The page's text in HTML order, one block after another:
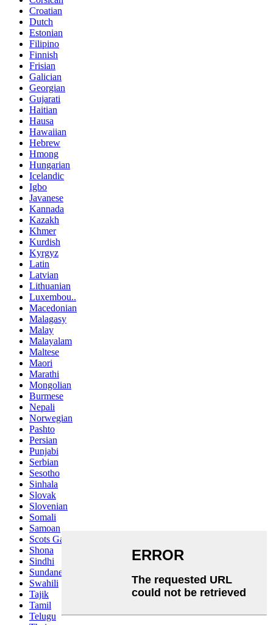
Croatian
Dutch
Estonian
Filipino
Finnish
Frisian
Galician
Georgian
Gujarati
Haitian
Hausa
Hawaiian
Hebrew
Hmong
Hungarian
Icelandic
Igbo
Javanese
Kannada
Kazakh
Khmer
Kurdish
Kyrgyz
Latin
Latvian
Lithuanian
Luxembou..
Macedonian
Malagasy
Malay
Malayalam
Maltese
Maori
Marathi
Mongolian
Burmese
Nepali
Norwegian
Pashto
Persian
Punjabi
Serbian
Sesotho
Sinhala
Slovak
Slovenian
Somali
Samoan
Scots Gaelic
Shona
Sindhi
Sundanese
Swahili
Tajik
Tamil
Telugu